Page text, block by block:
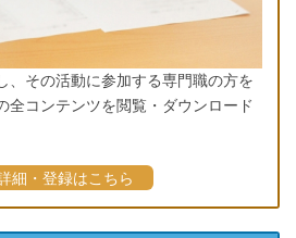
、その活動に参加する専門職の方を
全コンテンツを閲覧・ダウンロード
細・登録はこちら